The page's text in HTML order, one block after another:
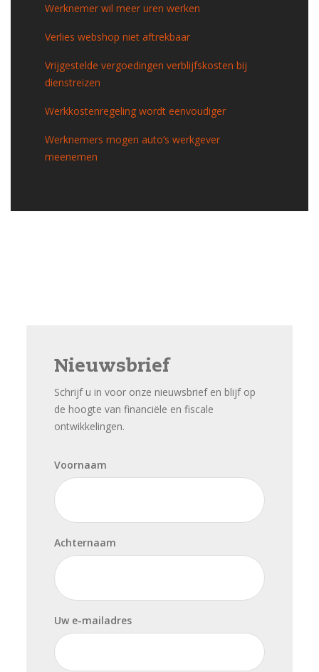
Werknemer wil meer uren werken
Verlies webshop niet aftrekbaar
Vrijgestelde vergoedingen verblijfskosten bij
dienstreizen
Werkkostenregeling wordt eenvoudiger
Werknemers mogen auto’s werkgever
meenemen
Nieuwsbrief
Schrijf u in voor onze nieuwsbrief en blijf op
de hoogte van financiële en fiscale
ontwikkelingen.
Voornaam
Achternaam
Uw e-mailadres